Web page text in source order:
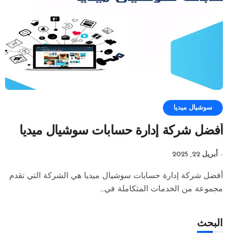
سوشيال ميديا
أفضل شركة إدارة حسابات سوشيال ميديا
أبريل 22, 2025
أفضل شركة إدارة حسابات سوشيال ميديا هي الشركة التي تقدم
مجموعة من الخدمات المتكاملة في...
البحث